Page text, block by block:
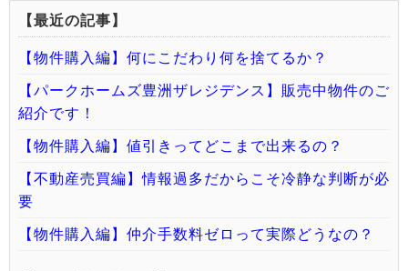
【最近の記事】
【物件購入編】何にこだわり何を捨てるか？
【パークホームズ豊洲ザレジデンス】販売中物件のご
紹介です！
【物件購入編】値引きってどこまで出来るの？
【不動産売買編】情報過多だからこそ冷静な判断が必
要
【物件購入編】仲介手数料ゼロって実際どうなの？